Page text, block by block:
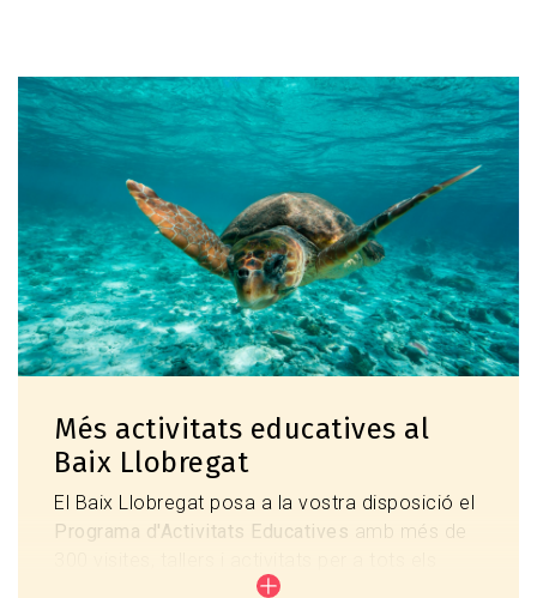
ocells sedentaris i migradors, la formació i
importància del delta, el concepte de Reserva
Natural i espècie protegida. Els alumnes disposaran
d'un mapa, brúixola, fitxes identificació espècies i
prismàtics.
Nivell educatiu:1r o 2n d'EP
Data i horari:
6/11/2025 10h-13:30h
5/12/2025 10h-13:30h
Capacitat:2 grups classe d'un mateix centre
educatiu (màxim 60 alumnes) cada dia
Imagen
Més activitats educatives al
Baix Llobregat
El Baix Llobregat posa a la vostra disposició el
Programa d'Activitats Educatives amb més de